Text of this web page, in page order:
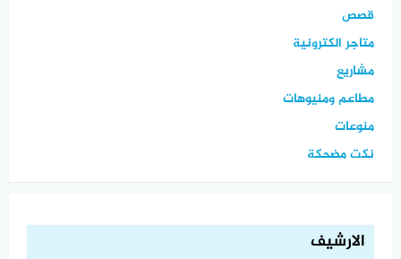
قصص
متاجر الكترونية
مشاريع
مطاعم ومنيوهات
منوعات
نكت مضحكة
الارشيف